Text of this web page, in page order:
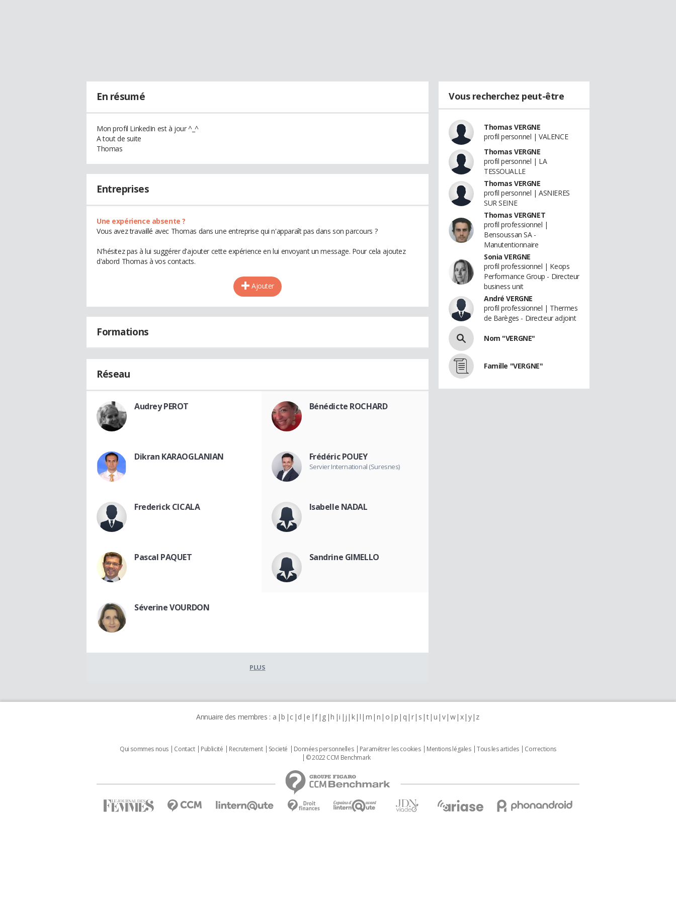
En résumé
Mon profil LinkedIn est à jour ^_^
A tout de suite
Thomas
Entreprises
Une expérience absente ?
Vous avez travaillé avec Thomas dans une entreprise qui n'apparaît pas dans son parcours ?
N'hésitez pas à lui suggérer d'ajouter cette expérience en lui envoyant un message. Pour cela ajoutez
d'abord Thomas à vos contacts.
Ajouter
Formations
Réseau
Audrey PEROT Bénédicte ROCHARD
Dikran KARAOGLANIAN Frédéric POUEY
Servier International (Suresnes)
Frederick CICALA Isabelle NADAL
Pascal PAQUET Sandrine GIMELLO
Séverine VOURDON
PLUS
Vous recherchez peut-être
Thomas VERGNE
profil personnel | VALENCE
Thomas VERGNE
profil personnel | LA
TESSOUALLE
Thomas VERGNE
profil personnel | ASNIERES
SUR SEINE
Thomas VERGNET
profil professionnel |
Bensoussan SA -
Manutentionnaire
Sonia VERGNE
profil professionnel | Keops
Performance Group - Directeur
business unit
André VERGNE
profil professionnel | Thermes
de Barèges - Directeur adjoint
Nom "VERGNE"
Famille "VERGNE"
Annuaire des membres : a b c d e f g h i j k l m n o p q r s t u v w x y z
Qui sommes nous Contact Publicité Recrutement Societé Données personnelles Paramétrer les cookies Mentions légales Tous les articles
Corrections
© 2022 CCM Benchmark